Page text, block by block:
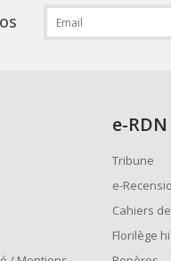
e-RDN
Tribune
e-
Cahiers
Florilège